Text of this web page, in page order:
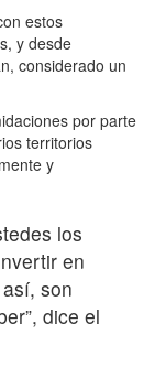
estos
y desde
considerado un
por parte
territorios
y
los
en
son
dice el